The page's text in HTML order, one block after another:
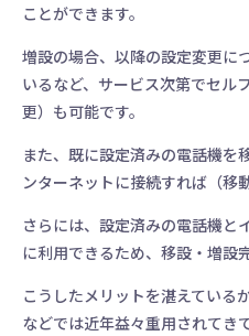
ことができます。
増設の場合、以降の設定変更に
いるなど、サービス次第でセル
更）も可能です。
また、既に設定済みの電話機を
ンターネットに接続すれば（移
さらには、設定済みの電話機と
に利用できるため、移設・増設
こうしたメリットを湛えている
などでは近年益々重用されてき